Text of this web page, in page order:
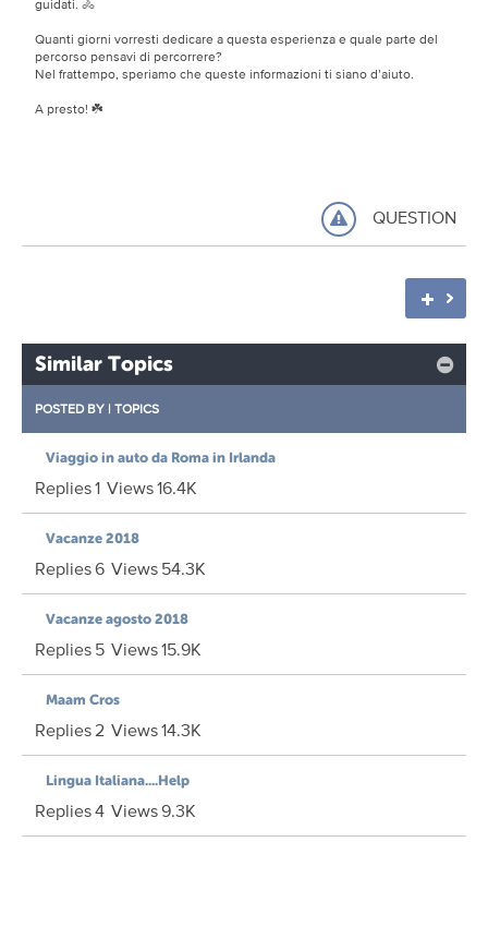
guidati. 🚴
Quanti giorni vorresti dedicare a questa esperienza e quale parte del
percorso pensavi di percorrere?
Nel frattempo, speriamo che queste informazioni ti siano d’aiuto.
A presto! ☘️
QUESTION
Similar Topics
POSTED BY | TOPICS
Viaggio in auto da Roma in Irlanda
Replies1 Views16.4K
Vacanze 2018
Replies6 Views54.3K
Vacanze agosto 2018
Replies5 Views15.9K
Maam Cros
Replies2 Views14.3K
Lingua Italiana....Help
Replies4 Views9.3K